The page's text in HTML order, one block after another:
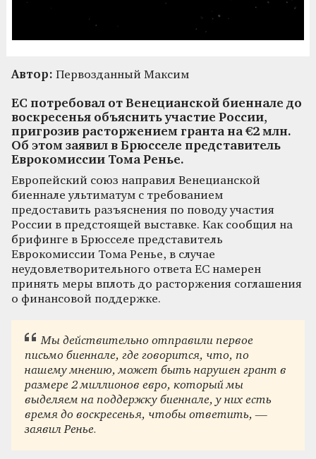
Автор: Первозданный Максим
ЕС потребовал от Венецианской биеннале до
воскресенья объяснить участие России,
пригрозив расторжением гранта на €2 млн.
Об этом заявил в Брюсселе представитель
Еврокомиссии Тома Ренье.
Европейский союз направил Венецианской
биеннале ультиматум с требованием
предоставить разъяснения по поводу участия
России в предстоящей выставке. Как сообщил на
брифинге в Брюсселе представитель
Еврокомиссии Тома Ренье, в случае
неудовлетворительного ответа ЕС намерен
принять меры вплоть до расторжения соглашения
о финансовой поддержке.
Мы действительно отправили первое
письмо биеннале, где говорится, что, по
нашему мнению, может быть нарушен грант в
размере 2 миллионов евро, который мы
выделяем на поддержку биеннале, у них есть
время до воскресенья, чтобы ответить, —
заявил Ренье.